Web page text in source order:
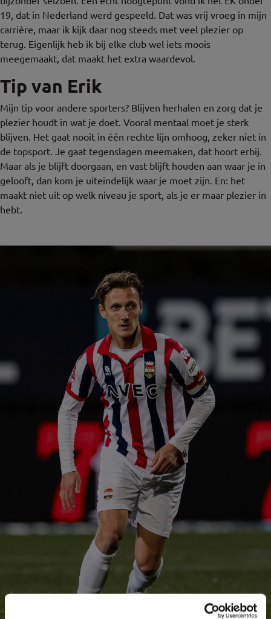
19, dat in Nederland werd gespeeld. Dat was vrij vroeg in mijn
carrière, maar ik kijk daar nog steeds met veel plezier op
terug. Eigenlijk heb ik bij elke club wel iets moois
meegemaakt, dat maakt het extra waardevol.
Tip van Erik
Mijn tip voor andere sporters? Blijven herhalen en zorg dat je
plezier houdt in wat je doet. Vooral mentaal moet je sterk
blijven. Het gaat nooit in één rechte lijn omhoog, zeker niet in
de topsport. Je gaat tegenslagen meemaken, dat hoort erbij.
Maar als je blijft doorgaan, en vast blijft houden aan waar je in
gelooft, dan kom je uiteindelijk waar je moet zijn. En: het
maakt niet uit op welk niveau je sport, als je er maar plezier in
hebt.